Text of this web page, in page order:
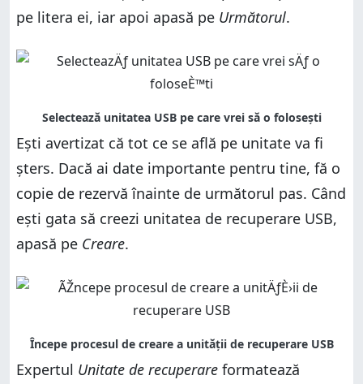
pe litera ei, iar apoi apasă pe Următorul.
Ești avertizat că tot ce se află pe unitate va fi
șters. Dacă ai date importante pentru tine, fă o
copie de rezervă înainte de următorul pas. Când
ești gata să creezi unitatea de recuperare USB,
apasă pe Creare.
Expertul Unitate de recuperare formatează